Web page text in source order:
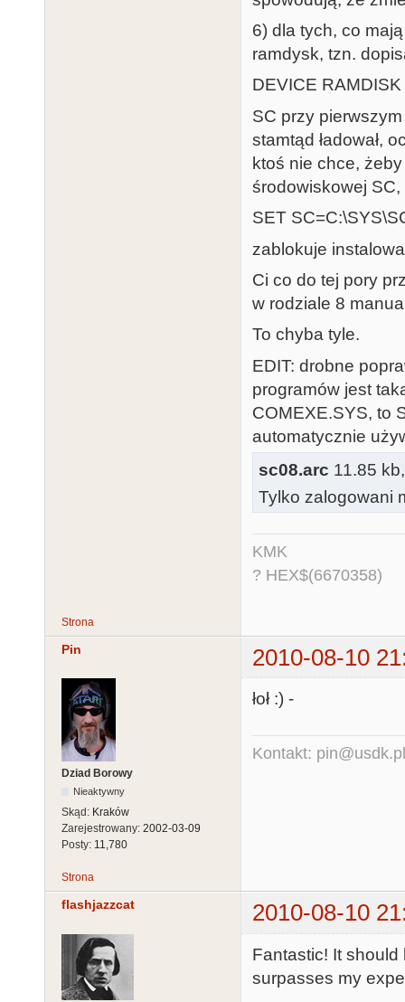
6) dla tych, co
ramdysk, tzn.
DEVICE RAMDISK
SC przy
stamtąd ładował,
ktoś nie chce,
środowiskowej SC,
SET
zablokuje
Ci co do tej pory
w rodziale 8
To chyba tyle.
EDIT: drobne
programów jest
COMEXE.SYS, to
automatycznie
sc08.arc 11.85
Tylko zalogowani
KMK
? HEX$(6670358)
Strona
Pin 2010-08-10
Dziad Borowy
Nieaktywny
Skąd: Kraków
Zarejestrowany: 2002-03-09
Posty: 11,780
łoł :) -
Kontakt: pin@usdk.pl
Strona
flashjazzcat 2010-08-10
Fantastic! It
surpasses my